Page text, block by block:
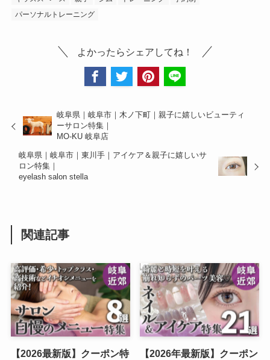
パーソナルトレーニング
よかったらシェアしてね！
岐阜県｜岐阜市｜木ノ下町｜親子に嬉しいビューティ
ーサロン特集｜
MO-KU 岐阜店
岐阜県｜岐阜市｜東川手｜アイケア＆親子に嬉しいサ
ロン特集｜
eyelash salon stella
関連記事
【2026最新版】クーポン特
【2026年最新版】クーポン